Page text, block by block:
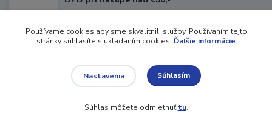
VÝMENA/VRÁTENIE
ZĽAVY Z NÁKUPU
Používame cookies aby sme skvalitnili služby. Používaním tejto
stránky súhlasíte s ukladaním cookies. Ďalšie informácie
Nastavenia Súhlasím
Súhlas môžete odmietnuťtu.